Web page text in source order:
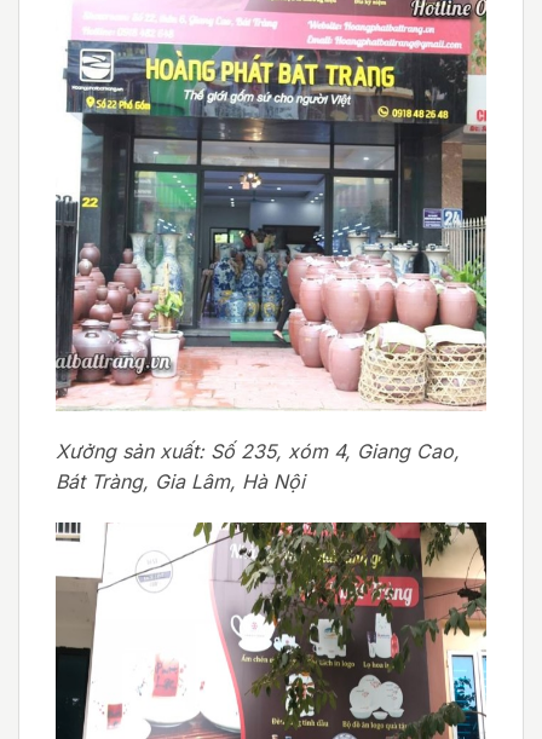
Xưởng sản xuất: Số 235, xóm 4, Giang Cao,
Bát Tràng, Gia Lâm, Hà Nội